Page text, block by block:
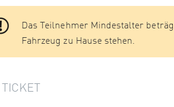
Das Teilnehmer Mindestalter
Fahrzeug zu Hause stehen.